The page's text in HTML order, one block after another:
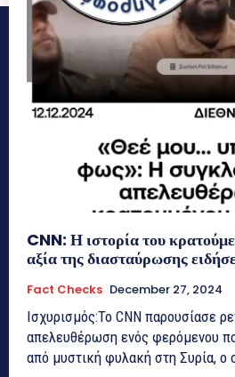
CNN: Η ιστορία του
αξία της διασταύρωσης
Fact Checks December 27, 2024
Ισχυρισμός:Το CNN παρουσίασε
απελευθέρωση ενός φερόμενου
από μυστική φυλακή στη Συρία, ο